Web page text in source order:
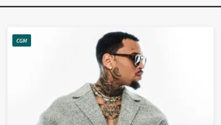
CGM